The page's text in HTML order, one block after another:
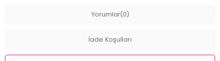
Yorumlar(0)
İade Koşulları